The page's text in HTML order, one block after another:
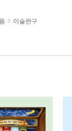
미술완구